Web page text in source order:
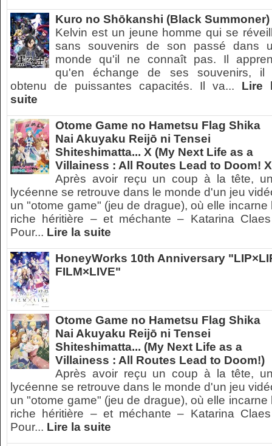
Kuro no Shōkanshi (Black Summoner)
Kelvin est un jeune homme qui se
sans souvenirs de son passé dans
monde qu'il ne connaît pas. Il
qu'en échange de ses souvenirs, il
obtenu de puissantes capacités. Il va... Lire
suite
Otome Game no Hametsu Flag Shika
Nai Akuyaku Reijō ni Tensei
Shiteshimatta... X (My Next Life as a
Villainess : All Routes Lead to Doom!
Après avoir reçu un coup à la tête,
lycéenne se retrouve dans le monde d'un jeu
un "otome game" (jeu de drague), où elle incarne
riche héritière – et méchante – Katarina
Pour... Lire la suite
HoneyWorks 10th Anniversary
FILM×LIVE"
Otome Game no Hametsu Flag Shika
Nai Akuyaku Reijō ni Tensei
Shiteshimatta... (My Next Life as a
Villainess : All Routes Lead to Doom!)
Après avoir reçu un coup à la tête,
lycéenne se retrouve dans le monde d'un jeu
un "otome game" (jeu de drague), où elle incarne
riche héritière – et méchante – Katarina
Pour... Lire la suite